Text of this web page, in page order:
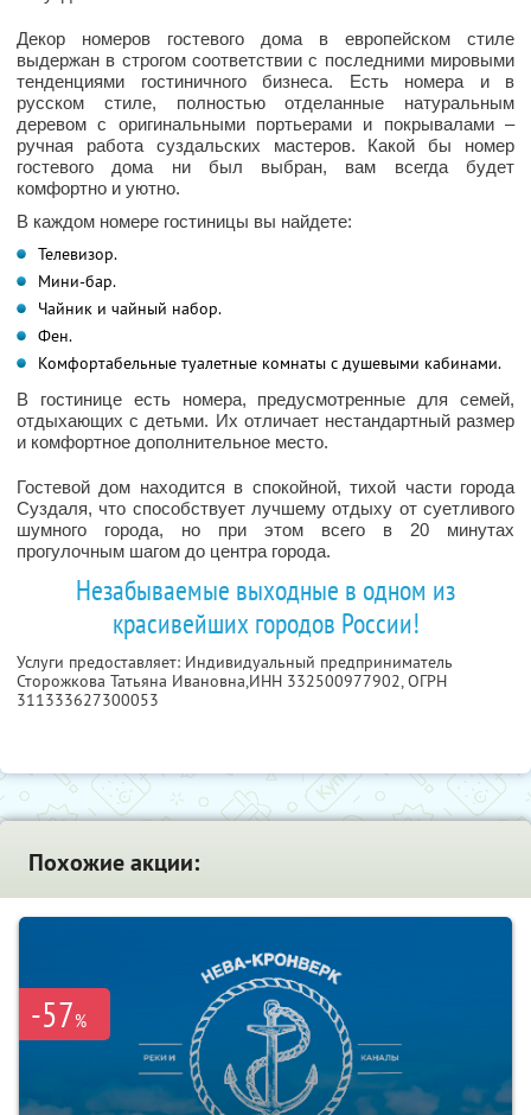
Декор номеров гостевого дома в европейском стиле
выдержан в строгом соответствии с последними мировыми
тенденциями гостиничного бизнеса. Есть номера и в
русском стиле, полностью отделанные натуральным
деревом с оригинальными портьерами и покрывалами –
ручная работа суздальских мастеров. Какой бы номер
гостевого дома ни был выбран, вам всегда будет
комфортно и уютно.
В каждом номере гостиницы вы найдете:
Телевизор.
Мини-бар.
Чайник и чайный набор.
Фен.
Комфортабельные туалетные комнаты с душевыми кабинами.
В гостинице есть номера, предусмотренные для семей,
отдыхающих с детьми. Их отличает нестандартный размер
и комфортное дополнительное место.
Гостевой дом находится в спокойной, тихой части города
Суздаля, что способствует лучшему отдыху от суетливого
шумного города, но при этом всего в 20 минутах
прогулочным шагом до центра города.
Незабываемые выходные в одном из
красивейших городов России!
Услуги предоставляет: Индивидуальный предприниматель
Сторожкова Татьяна Ивановна,ИНН 332500977902, ОГРН
311333627300053
Похожие акции:
-57%